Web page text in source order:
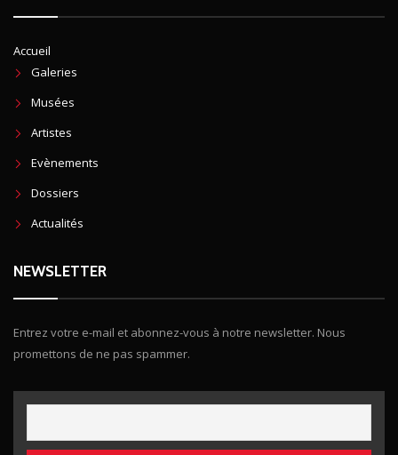
Accueil
Galeries
Musées
Artistes
Evènements
Dossiers
Actualités
NEWSLETTER
Entrez votre e-mail et abonnez-vous à notre newsletter. Nous
promettons de ne pas spammer.